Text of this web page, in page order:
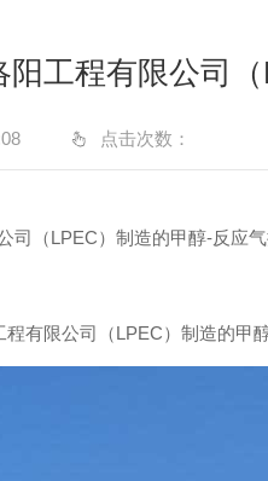
工程有限公司
点击次数：
司（LPEC）制造的甲醇-反应
限公司（LPEC）制造的甲